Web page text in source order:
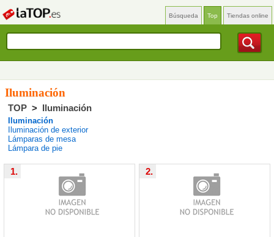
Búsqueda Top Tiendas online
Iluminación
TOP > Iluminación
Iluminación
Iluminación de exterior
Lámparas de mesa
Lámpara de pie
1. 2.